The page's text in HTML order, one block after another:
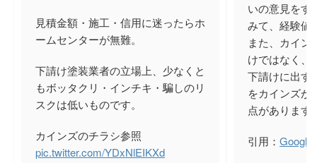
見積金額・施工・信用に迷ったらホ
ームセンターが無難。
下請け塗装業者の立場上、少なくと
もボッタクリ・インチキ・騙しのリ
スクは低いものです。
カインズのチラシ参照
pic.twitter.com/YDxNlEIKXd
いの意見をす
みて、経験値
また、カイン
けではなく、
下請けに出す
をカインズが
点があります
引用： Google